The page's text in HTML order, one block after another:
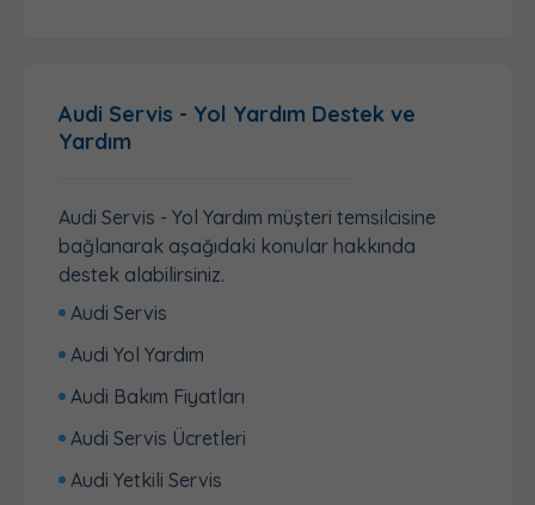
Audi Servis - Yol Yardım Destek ve
Yardım
Audi Servis - Yol Yardım müşteri temsilcisine
bağlanarak aşağıdaki konular hakkında
destek alabilirsiniz.
Audi Servis
Audi Yol Yardım
Audi Bakım Fiyatları
Audi Servis Ücretleri
Audi Yetkili Servis